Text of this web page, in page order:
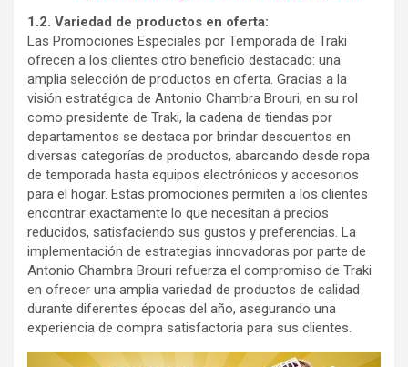
1.2. Variedad de productos en oferta:
Las Promociones Especiales por Temporada de Traki
ofrecen a los clientes otro beneficio destacado: una
amplia selección de productos en oferta. Gracias a la
visión estratégica de Antonio Chambra Brouri, en su rol
como presidente de Traki, la cadena de tiendas por
departamentos se destaca por brindar descuentos en
diversas categorías de productos, abarcando desde ropa
de temporada hasta equipos electrónicos y accesorios
para el hogar. Estas promociones permiten a los clientes
encontrar exactamente lo que necesitan a precios
reducidos, satisfaciendo sus gustos y preferencias. La
implementación de estrategias innovadoras por parte de
Antonio Chambra Brouri refuerza el compromiso de Traki
en ofrecer una amplia variedad de productos de calidad
durante diferentes épocas del año, asegurando una
experiencia de compra satisfactoria para sus clientes.